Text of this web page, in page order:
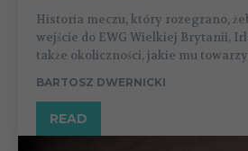
Historia meczu, który rozegrano,
wejście do EWG Wielkiej Brytanii,
także okoliczności, jakie mu
BARTOSZ DWERNICKI
READ